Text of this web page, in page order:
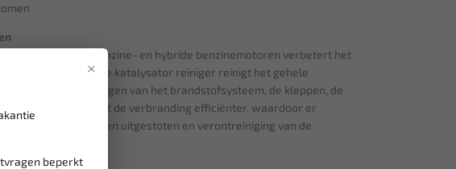
×
beperkt
reiniger voor benzine- en hybride benzinemotoren verbetert het
van de katalysator. De katalysator reiniger reinigt het gehele
Door het reinigen van het brandstofsysteem, de kleppen, de
injectoren, verloopt de verbranding efficiënter, waardoor er
stoffen worden uitgestoten en verontreiniging van de